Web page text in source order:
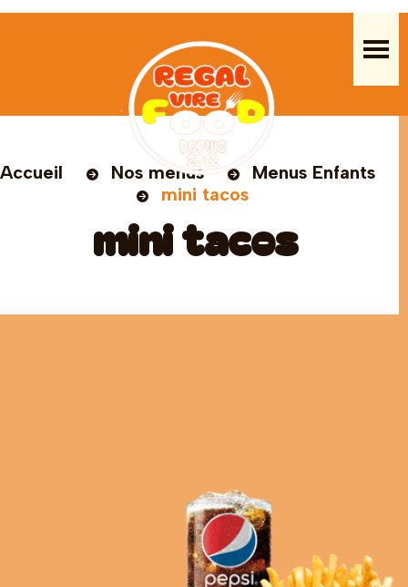
Accueil Nos menus
Menus Enfants
mini tacos
mini tacos